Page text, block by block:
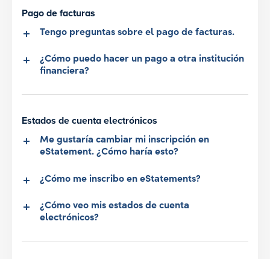
Pago de facturas
Tengo preguntas sobre el pago de facturas.
¿Cómo puedo hacer un pago a otra institución
financiera?
Estados de cuenta electrónicos
Me gustaría cambiar mi inscripción en
eStatement. ¿Cómo haría esto?
¿Cómo me inscribo en eStatements?
¿Cómo veo mis estados de cuenta
electrónicos?